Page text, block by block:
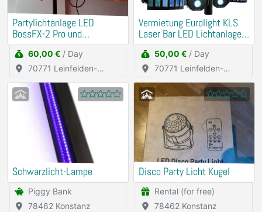
Partylichtanlage LED
BossFX-2 Pro und
Nebelmaschine
60,00 € / Day
Echterdingen
Vermietung Eurolight KLS
Laser Bar LED Lichtanlage
DJ Partylicht
50,00 € / Day
Echterdingen
Schwarzlicht-Lampe
Piggy Bank
78462 Konstanz
Disco Party Licht Kugel
Rental (for free)
78462 Konstanz